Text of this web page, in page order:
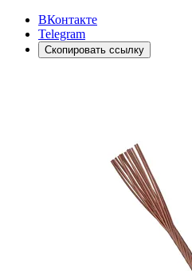
ВКонтакте
Telegram
Скопировать ссылку